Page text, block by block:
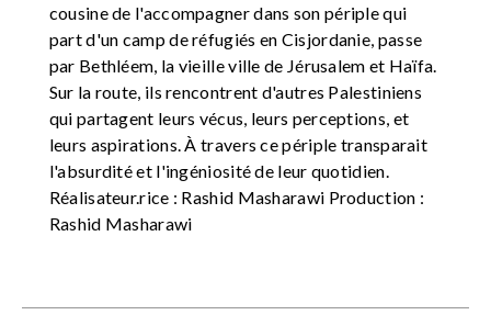
cousine de l'accompagner dans son périple qui
part d'un camp de réfugiés en Cisjordanie, passe
par Bethléem, la vieille ville de Jérusalem et Haïfa.
Sur la route, ils rencontrent d'autres Palestiniens
qui partagent leurs vécus, leurs perceptions, et
leurs aspirations. À travers ce périple transparait
l'absurdité et l'ingéniosité de leur quotidien.
Réalisateur.rice : Rashid Masharawi Production :
Rashid Masharawi